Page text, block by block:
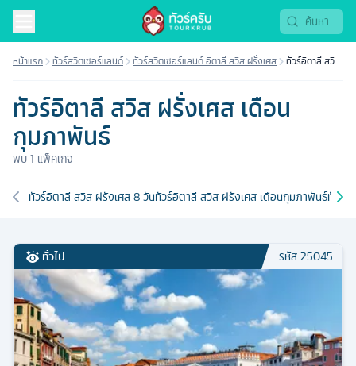
หน้าแรก ทัวร์สวิตเซอร์แลนด์ ทัวร์สวิตเซอร์แลนด์ อิตาลี สวิส ฝรั่งเศส
ทัวร์อิตาลี สวิส
ทัวร์อิตาลี สวิส ฝรั่งเศส เดือน
กุมภาพันธ์
พบ1 แพ็คเกจ
เส้นทางที่เกี่ยวข้อง
ทัวร์อิตาลี สวิส ฝรั่งเศส 8 วันทัวร์อิตาลี สวิส ฝรั่งเศส เดือนกุมภาพันธ์ทัวร์อิ
ทั่วไป รหัส25045